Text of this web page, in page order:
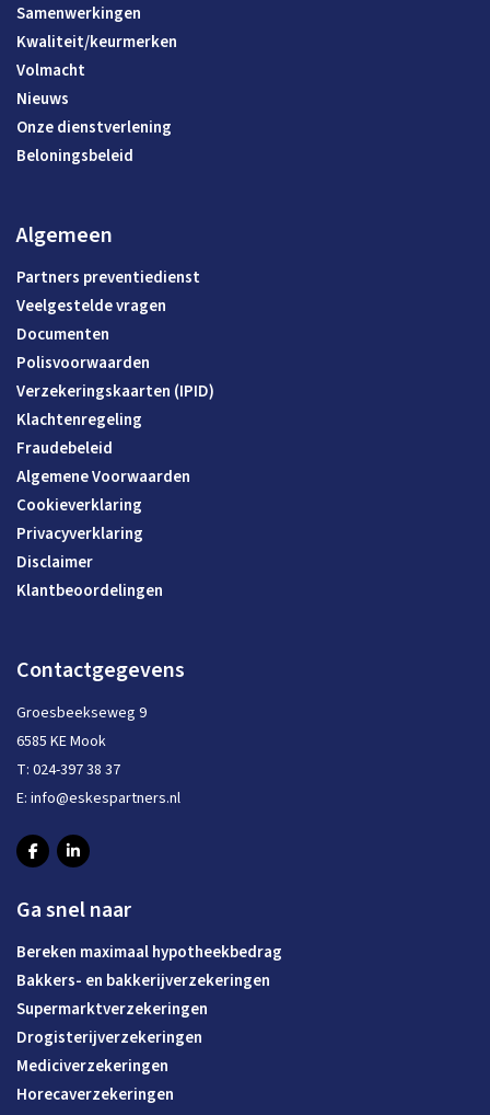
Samenwerkingen
Kwaliteit/keurmerken
Volmacht
Nieuws
Onze dienstverlening
Beloningsbeleid
Algemeen
Partners preventiedienst
Veelgestelde vragen
Documenten
Polisvoorwaarden
Verzekeringskaarten (IPID)
Klachtenregeling
Fraudebeleid
Algemene Voorwaarden
Cookieverklaring
Privacyverklaring
Disclaimer
Klantbeoordelingen
Contactgegevens
Groesbeekseweg 9
6585 KE Mook
T: 024-397 38 37
E: info@eskespartners.nl
Ga snel naar
Bereken maximaal hypotheekbedrag
Bakkers- en bakkerijverzekeringen
Supermarktverzekeringen
Drogisterijverzekeringen
Mediciverzekeringen
Horecaverzekeringen